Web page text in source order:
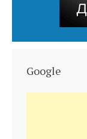
Google